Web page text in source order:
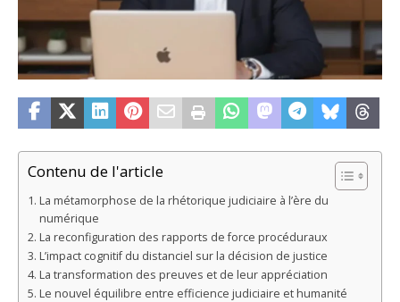
Contenu de l'article
La métamorphose de la rhétorique judiciaire à l’ère du
numérique
La reconfiguration des rapports de force procéduraux
L’impact cognitif du distanciel sur la décision de justice
La transformation des preuves et de leur appréciation
Le nouvel équilibre entre efficience judiciaire et humanité